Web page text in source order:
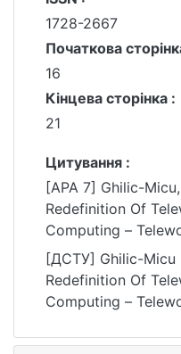
1728-2667
Початкова
16
Кінцева сторінка :
21
Цитування :
[APA 7] Ghilic-
Redefinition Of
Computing –
Київського
імені Тараса
(11(188)), 16–21.
https://doi.org/
11/3
[ДСТУ] Ghilic-Micu
Redefinition Of
Computing –
імені Тараса